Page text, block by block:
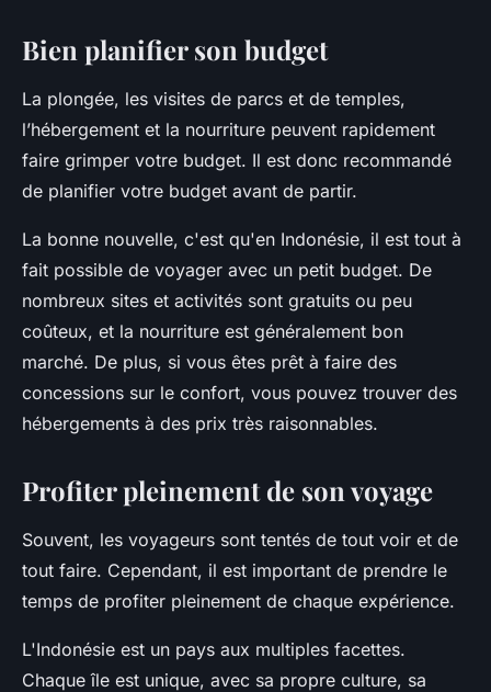
Bien planifier son budget
La plongée, les visites de parcs et de temples,
l’hébergement et la nourriture peuvent rapidement
faire grimper votre budget. Il est donc recommandé
de planifier votre budget avant de partir.
La bonne nouvelle, c'est qu'en Indonésie, il est tout à
fait possible de voyager avec un petit budget. De
nombreux sites et activités sont gratuits ou peu
coûteux, et la nourriture est généralement bon
marché. De plus, si vous êtes prêt à faire des
concessions sur le confort, vous pouvez trouver des
hébergements à des prix très raisonnables.
Profiter pleinement de son voyage
Souvent, les voyageurs sont tentés de tout voir et de
tout faire. Cependant, il est important de prendre le
temps de profiter pleinement de chaque expérience.
L'Indonésie est un pays aux multiples facettes.
Chaqueîle est unique, avec sa propre culture, sa